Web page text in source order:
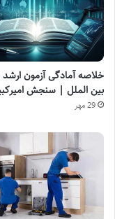
خلاصه آمادگی آزمون ارشد
بین الملل | سنجش
29 مهر